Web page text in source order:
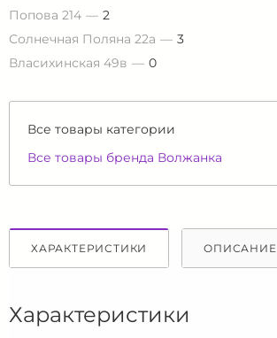
Попова 214
2
Солнечная Поляна 22а
3
Власихинская 49в
0
Все товары категории
Все товары бренда Волжанка
ХАРАКТЕРИСТИКИ ОПИСАНИЕ
Характеристики